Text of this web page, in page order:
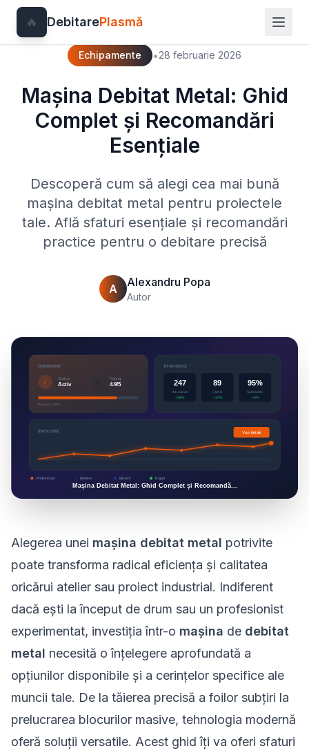
🔥 DebitarePlasmă
Echipamente •28 februarie 2026
Mașina Debitat Metal: Ghid
Complet și Recomandări
Esențiale
Descoperă cum să alegi cea mai bună
mașina debitat metal pentru proiectele
tale. Află sfaturi esențiale și recomandări
practice pentru o debitare precisă
A Alexandru Popa
Autor
Alegerea unei mașina debitat metal potrivite
poate transforma radical eficiența și calitatea
oricărui atelier sau proiect industrial. Indiferent
dacă ești la început de drum sau un profesionist
experimentat, investiția într-o mașina de debitat
metal necesită o înțelegere aprofundată a
opțiunilor disponibile și a cerințelor specifice ale
muncii tale. De la tăierea precisă a foilor subțiri la
prelucrarea blocurilor masive, tehnologia modernă
oferă soluții versatile. Acest ghid îți va oferi sfaturi